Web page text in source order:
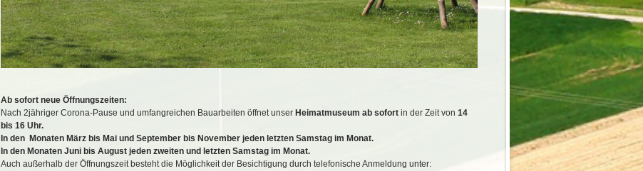
Ab sofort neue Öffnungszeiten:
Nach 2jähriger Corona-Pause und umfangreichen Bauarbeiten öffnet unser Heimatmuseum ab sofort in der Zeit von 14
bis 16 Uhr.
In den Monaten März bis Mai und September bis November jeden letzten Samstag im Monat.
In den Monaten Juni bis August jeden zweiten und letzten Samstag im Monat.
Auch außerhalb der Öffnungszeit besteht die Möglichkeit der Besichtigung durch telefonische Anmeldung unter: